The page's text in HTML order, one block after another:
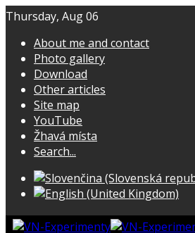
Thursday, Aug 06
About me and contact
Photo gallery
Download
Other articles
Site map
YouTube
Žhavá místa
Search...